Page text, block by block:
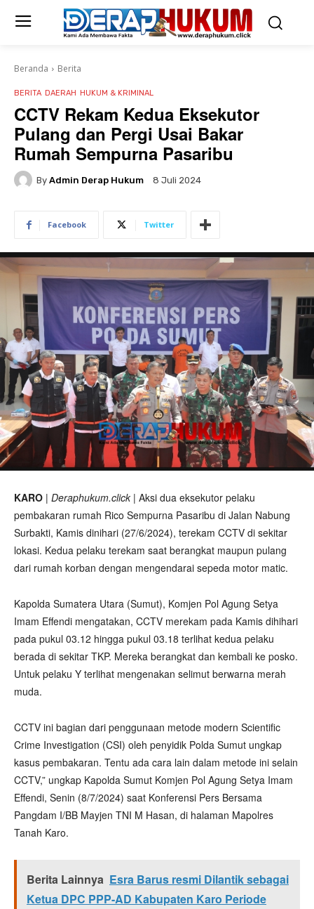
Beranda Berita
BERITA DAERAH HUKUM & KRIMINAL
CCTV Rekam Kedua Eksekutor
Pulang dan Pergi Usai Bakar
Rumah Sempurna Pasaribu
By Admin Derap Hukum 8 Juli 2024
Facebook Twitter
KARO | Deraphukum.click | Aksi dua eksekutor pelaku
pembakaran rumah Rico Sempurna Pasaribu di Jalan Nabung
Surbakti, Kamis dinihari (27/6/2024), terekam CCTV di sekitar
lokasi. Kedua pelaku terekam saat berangkat maupun pulang
dari rumah korban dengan mengendarai sepeda motor matic.
Kapolda Sumatera Utara (Sumut), Komjen Pol Agung Setya
Imam Effendi mengatakan, CCTV merekam pada Kamis dihihari
pada pukul 03.12 hingga pukul 03.18 terlihat kedua pelaku
berada di sekitar TKP. Mereka berangkat dan kembali ke posko.
Untuk pelaku Y terlihat mengenakan selimut berwarna merah
muda.
CCTV ini bagian dari penggunaan metode modern Scientific
Crime Investigation (CSI) oleh penyidik Polda Sumut ungkap
kasus pembakaran. Tentu ada cara lain dalam metode ini selain
CCTV,” ungkap Kapolda Sumut Komjen Pol Agung Setya Imam
Effendi, Senin (8/7/2024) saat Konferensi Pers Bersama
Pangdam I/BB Mayjen TNI M Hasan, di halaman Mapolres
Tanah Karo.
Berita Lainnya Esra Barus resmi Dilantik sebagai
Ketua DPC PPP-AD Kabupaten Karo Periode